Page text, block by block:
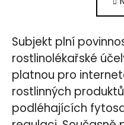
Subjekt plní
rostlinolékařské
platnou pro
rostlinných
podléhajících